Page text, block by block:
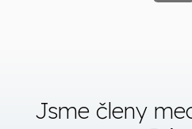
Jsme členy